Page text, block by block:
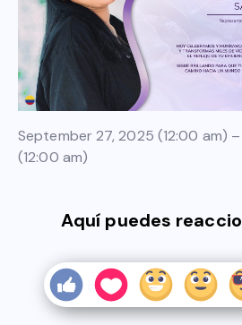
September 27, 2025 (12:00 am)
(12:00 am)
Aquí puedes